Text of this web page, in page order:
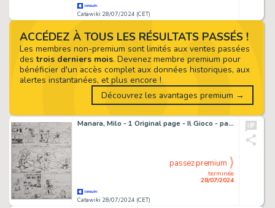
Catawiki 28/07/2024 (CET)
Manara, Milo - 1 Original page - Il Gioco - pag. 7
Catawiki 28/07/2024 (CET)
terminée
28/07/2024
passez premium
ACCÉDEZ À TOUS LES RÉSULTATS PASSÉS !
Les membres non-premium sont limités aux ventes passées
destrois derniers mois. Devenez membre premium pour
bénéficier d'un accès complet aux données historiques, aux
alertes instantanées, et plus encore !
Découvrez les avantages premium →